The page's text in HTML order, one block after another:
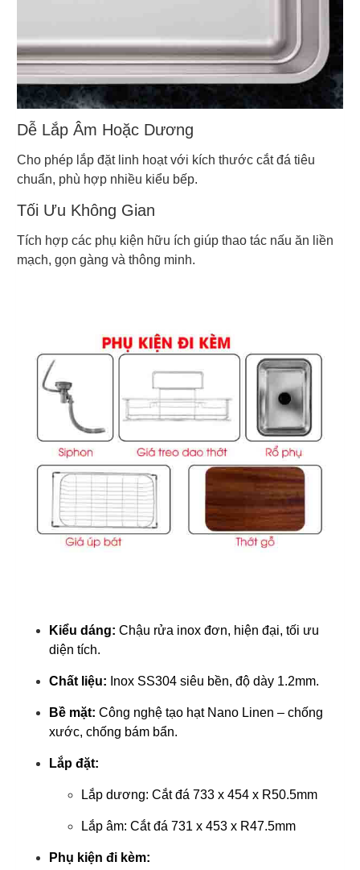
Dễ Lắp Âm Hoặc Dương
Cho phép lắp đặt linh hoạt với kích thước cắt đá tiêu
chuẩn, phù hợp nhiều kiểu bếp.
Tối Ưu Không Gian
Tích hợp các phụ kiện hữu ích giúp thao tác nấu ăn liền
mạch, gọn gàng và thông minh.
Kiểu dáng: Chậu rửa inox đơn, hiện đại, tối ưu
diện tích.
Chất liệu: Inox SS304 siêu bền, độ dày 1.2mm.
Bề mặt: Công nghệ tạo hạt Nano Linen – chống
xước, chống bám bẩn.
Lắp đặt:
Lắp dương: Cắt đá 733 x 454 x R50.5mm
Lắp âm: Cắt đá 731 x 453 x R47.5mm
Phụ kiện đi kèm: